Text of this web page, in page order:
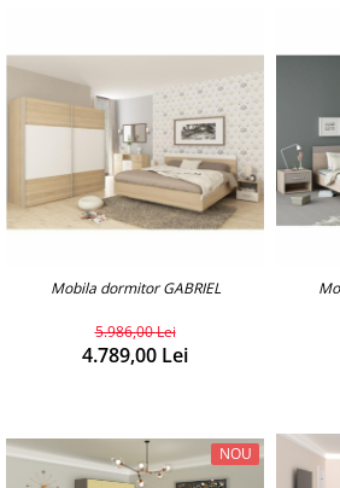
Mobila dormitor GABRIEL
5.986,00 Lei
4.789,00 Lei
NOU